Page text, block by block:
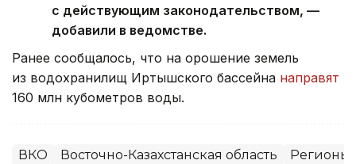
с действующим законодательством, —
добавили в ведомстве.
Ранее сообщалось, что на орошение земель
из водохранилищ Иртышского бассейна направят
160 млн кубометров воды.
ВКО Восточно-Казахстанская область Регионы